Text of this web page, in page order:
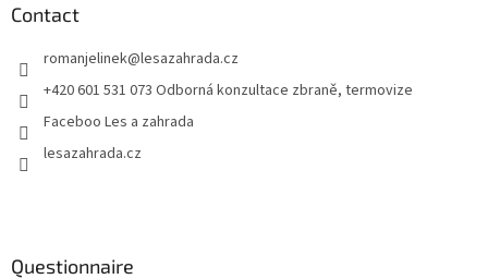
Contact
romanjelinek@lesazahrada.cz
+420 601 531 073 Odborná konzultace zbraně, termovize
Faceboo Les a zahrada
lesazahrada.cz
Questionnaire